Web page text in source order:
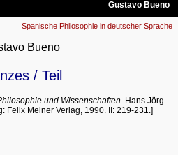
Spanische Philosophie in deutscher Sprache
Bueno
/ Teil
und Wissenschaften. Hans Jörg
Felix Meiner Verlag, 1990. II: 219-231.]